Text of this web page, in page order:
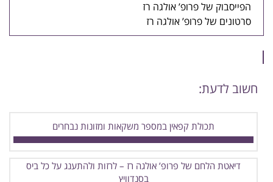
הפייסבוק של פרופ’ אולגה רז
סרטונים של פרופ’ אולגה רז
חשוב לדעת:
תכולת קפאין במספר משקאות ומזונות נבחרים
דיאטת הלחם של פרופ’ אולגה רז – לרזות ולהתענג על כל ביס
בסנדוויץ